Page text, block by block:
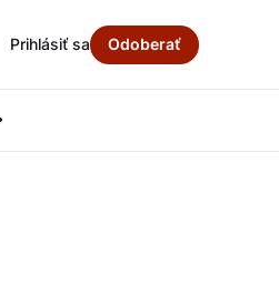
Prihlásiť sa Odoberať